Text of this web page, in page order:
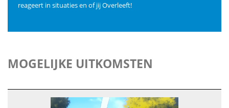
reageert in situaties en of jij Overleeft!
MOGELIJKE UITKOMSTEN